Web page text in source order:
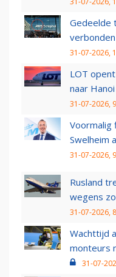
Gedeelde
31-07-2026,
LOT
naar Hanoi
31-07-2026,
Voormalig
Swelheim
31-07-2026,
Rusland
wegens
31-07-2026,
Wachttijd
monteurs
31-07-